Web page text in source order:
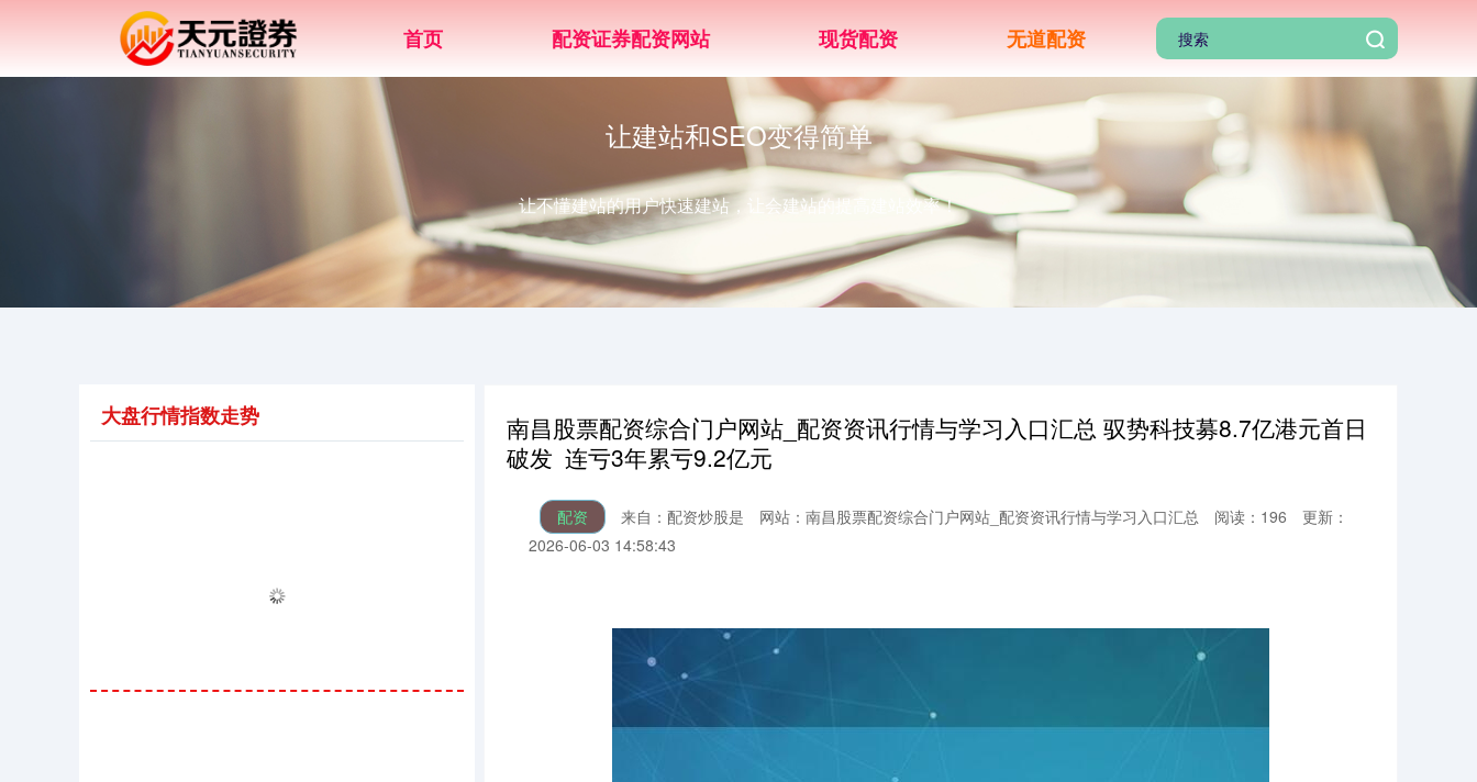
首页 配资证券配资网站 现货配资 无道配资
让建站和SEO变得简单
让不懂建站的用户快速建站，让会建站的提高建站效率！
南昌股票配资综合门户网站_配资资讯行情与学习入口汇总 驭势科技募8.7亿港元首日
破发 连亏3年累亏9.2亿元
配资 来自：配资炒股是 网站：南昌股票配资综合门户网站_配资资讯行情与学习入口汇总 阅读：196
更新：
2026-06-03 14:58:43
大盘行情指数走势